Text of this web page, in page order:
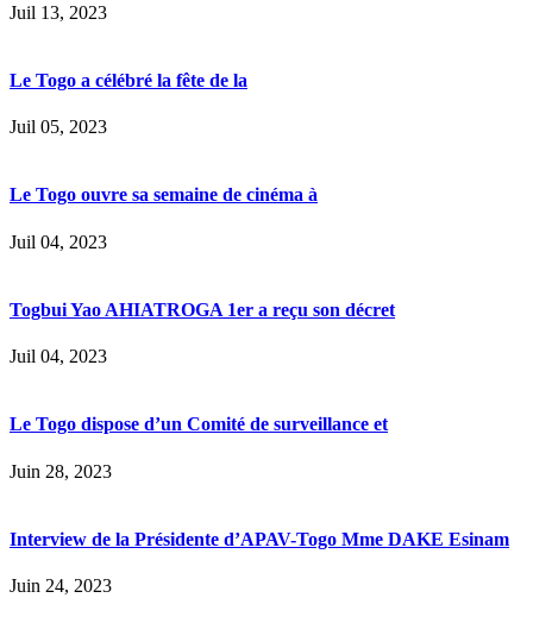
Juil 13, 2023
Le Togo a célébré la fête de la
Juil 05, 2023
Le Togo ouvre sa semaine de cinéma à
Juil 04, 2023
Togbui Yao AHIATROGA 1er a reçu son décret
Juil 04, 2023
Le Togo dispose d’un Comité de surveillance et
Juin 28, 2023
Interview de la Présidente d’APAV-Togo Mme DAKE Esinam
Juin 24, 2023